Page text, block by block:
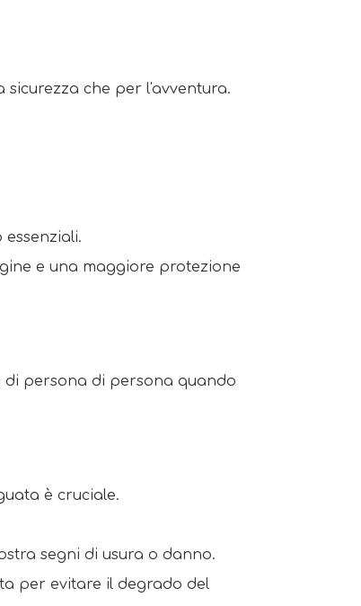
che per l'avventura.
e una maggiore protezione
di persona di persona quando
è cruciale.
segni di usura o danno.
per evitare il degrado del